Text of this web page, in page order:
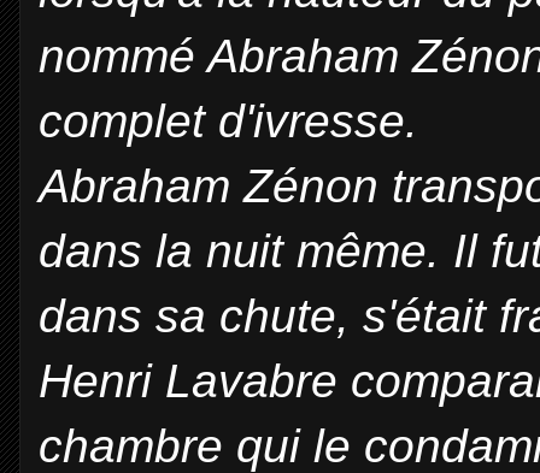
nommé Abraham
complet d'ivresse.
Abraham Zénon
dans la nuit même. Il
dans sa chute, s'était
Henri Lavabre
chambre qui le